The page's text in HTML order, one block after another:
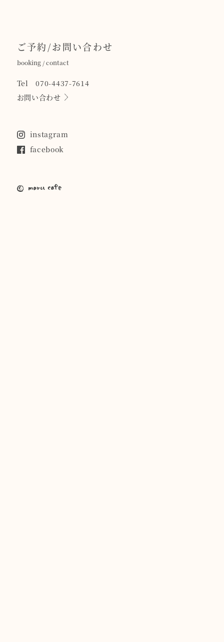
ご予約/お問い合わせ
booking / contact
Tel 070-4437-7614
お問い合わせ
instagram
facebook